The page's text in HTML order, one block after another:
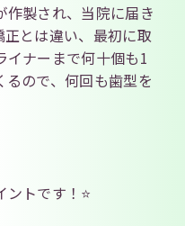
作製され、当院に届き
正とは違い、最初に取
イナーまで何十個も1
ので、何回も歯型を
トです！⭐